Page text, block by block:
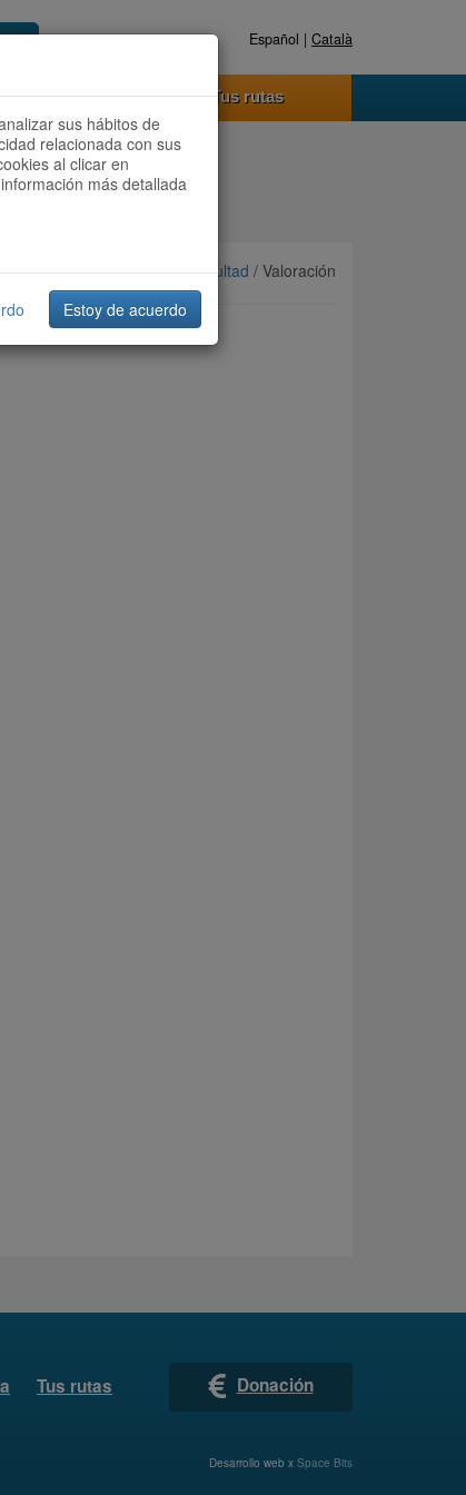
Registrate ahora Español | Català
Tus rutas
por:Más recientes/Dificultad / Valoración
Tus rutas Donación
Desarrollo web x Space Bits
sus hábitos de
relacionada con sus
al clicar en
más detallada
Estoy de acuerdo